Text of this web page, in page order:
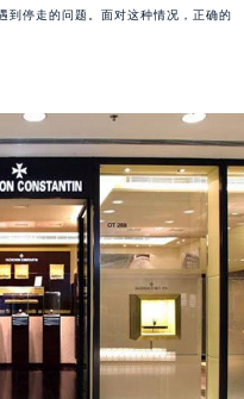
到停走的问题。面对这种情况，正确的